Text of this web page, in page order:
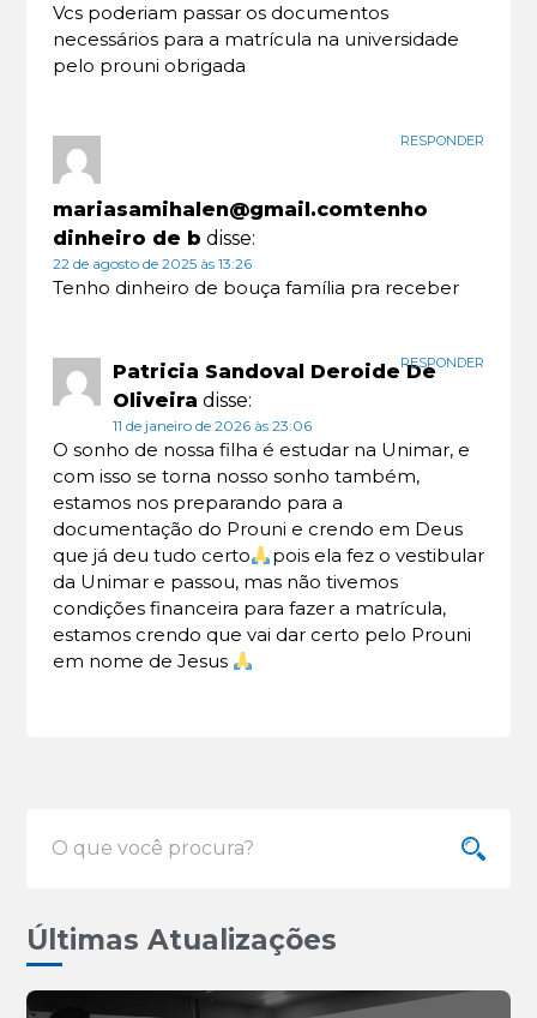
Vcs poderiam passar os documentos
necessários para a matrícula na universidade
pelo prouni obrigada
mariasamihalen@gmail.comtenho
dinheiro de b disse:
22 de agosto de 2025 às 13:26
Tenho dinheiro de bouça família pra receber
RESPONDER
Patricia Sandoval Deroide De
Oliveira disse:
11 de janeiro de 2026 às 23:06
O sonho de nossa filha é estudar na Unimar, e
com isso se torna nosso sonho também,
estamos nos preparando para a
documentação do Prouni e crendo em Deus
que já deu tudo certo
pois ela fez o vestibular
da Unimar e passou, mas não tivemos
condições financeira para fazer a matrícula,
estamos crendo que vai dar certo pelo Prouni
em nome de Jesus
RESPONDER
Últimas Atualizações